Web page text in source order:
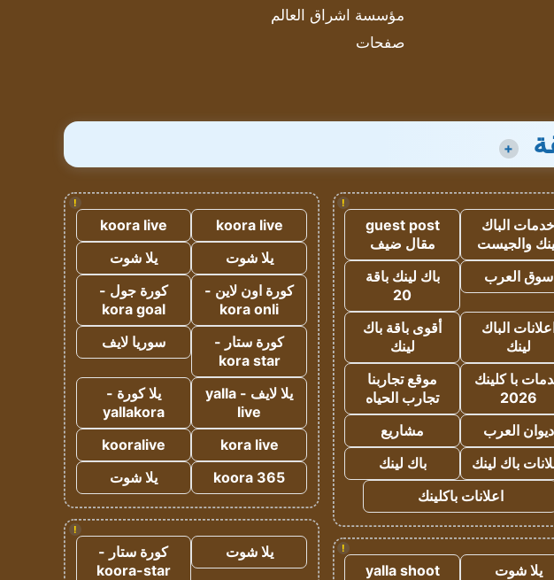
مؤسسة اشراق العالم
صفحات
+
!
خدمات الباك
والجيست
guest post
مقال ضيف
سوق العرب
باك لينك باقة
20
الباك
لينك
أقوى باقة باك
لينك
با كلينك
2026
موقع تجاربنا
تجارب الحياه
ديوان العرب
مشاريع
باك لينك
باك لينك
اعلانات باكلينك
!
يلا شوت
yalla shoot
!
koora live
koora live
يلا شوت
يلا شوت
كورة اون لاين -
kora onli
كورة جول -
kora goal
كورة ستار -
kora star
سوريا لايف
يلا لايف - yalla
live
يلا كورة -
yallakora
kora live
kooralive
koora 365
يلا شوت
!
يلا شوت
كورة ستار -
koora-star